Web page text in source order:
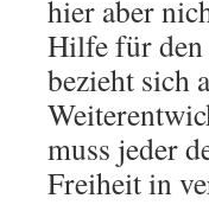
hier aber
Hilfe für den
bezieht sich
muss jeder
Freiheit in